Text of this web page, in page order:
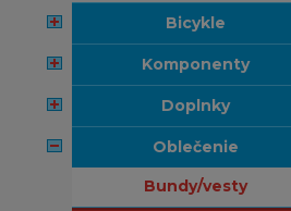
bicykle
komponenty
doplnky
oblečenie
bundy/vesty